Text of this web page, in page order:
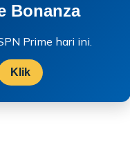
Bonanza
Prime hari ini.
Klik